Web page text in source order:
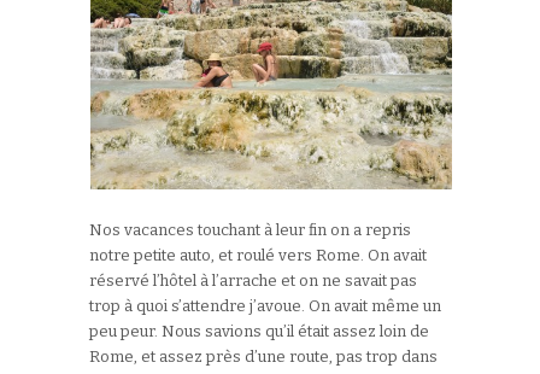
Nos vacances touchant à leur fin on a repris
notre petite auto, et roulé vers Rome. On avait
réservé l’hôtel à l’arrache et on ne savait pas
trop à quoi s’attendre j’avoue. On avait même un
peu peur. Nous savions qu’il était assez loin de
Rome, et assez près d’une route, pas trop dans